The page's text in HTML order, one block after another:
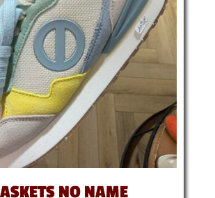
NO NAME